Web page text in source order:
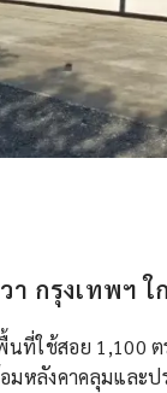
า กรุงเทพฯ
นที่ใช้สอย 1,100
มหลังคาคลุมและ